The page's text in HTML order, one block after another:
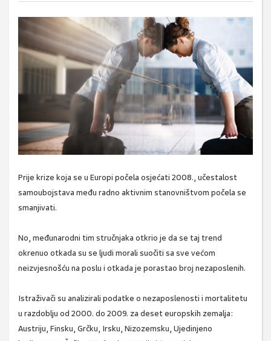
Prije krize koja se u Europi počela osjećati 2008., učestalost
samoubojstava među radno aktivnim stanovništvom počela se
smanjivati.
No, međunarodni tim stručnjaka otkrio je da se taj trend
okrenuo otkada su se ljudi morali suočiti sa sve većom
neizvjesnošću na poslu i otkada je porastao broj nezaposlenih.
Istraživači su analizirali podatke o nezaposlenosti i mortalitetu
u razdoblju od 2000. do 2009. za deset europskih zemalja:
Austriju, Finsku, Grčku, Irsku, Nizozemsku, Ujedinjeno